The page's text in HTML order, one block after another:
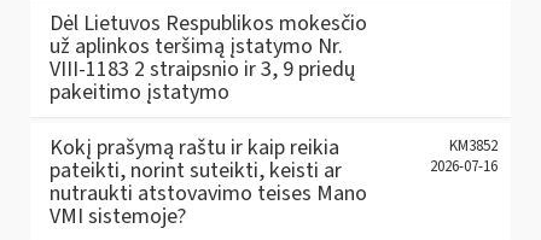
Dėl Lietuvos Respublikos mokesčio
už aplinkos teršimą įstatymo Nr.
VIII-1183 2 straipsnio ir 3, 9 priedų
pakeitimo įstatymo
Kokį prašymą raštu ir kaip reikia
pateikti, norint suteikti, keisti ar
nutraukti atstovavimo teises Mano
VMI sistemoje?
KM3852
2026-07-16